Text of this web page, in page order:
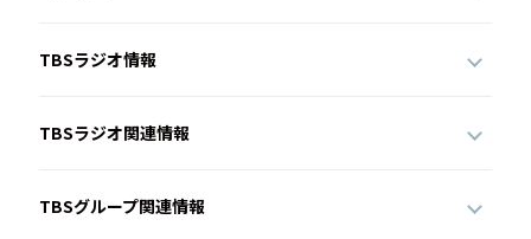
TBSラジオ情報
TBSラジオ関連情報
TBSグループ関連情報